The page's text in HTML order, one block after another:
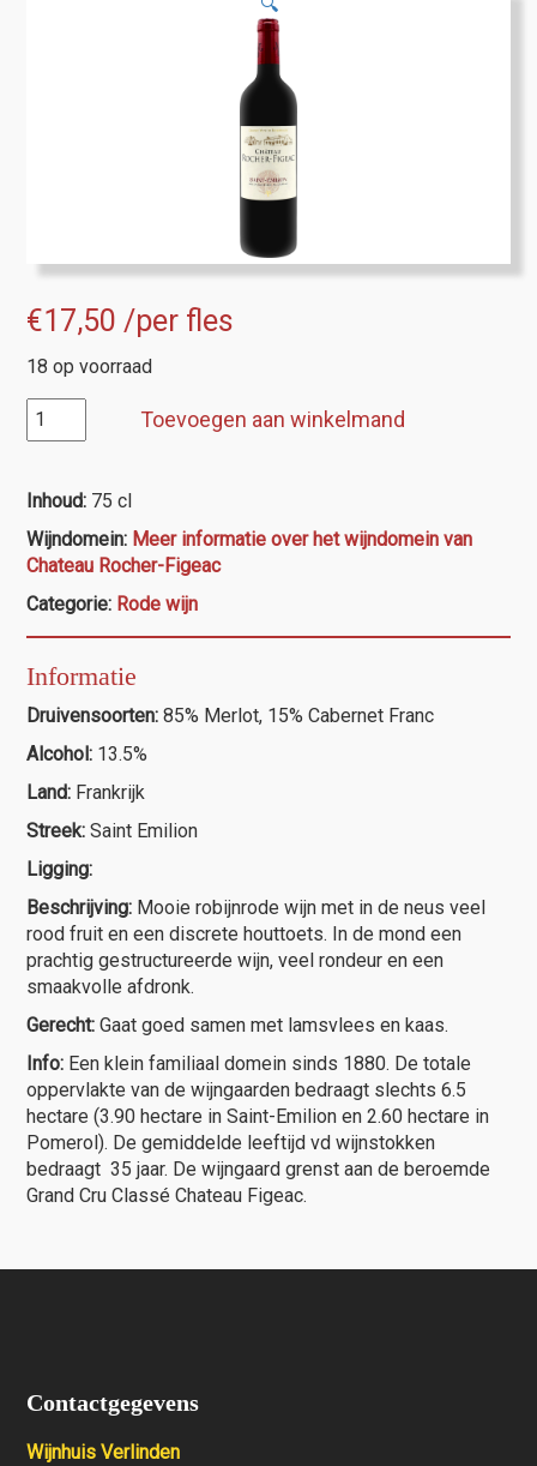
€17,50 /per fles
18 op voorraad
Saint-
Emilion,
Rocher
Figeac
aantal
Toevoegen aan winkelmand
Inhoud: 75 cl
Wijndomein: Meer informatie over het wijndomein van
Chateau Rocher-Figeac
Categorie: Rode wijn
Informatie
Druivensoorten:85% Merlot, 15% Cabernet Franc
Alcohol: 13.5%
Land: Frankrijk
Streek: Saint Emilion
Ligging:
Beschrijving: Mooie robijnrode wijn met in de neus veel
rood fruit en een discrete houttoets. In de mond een
prachtig gestructureerde wijn, veel rondeur en een
smaakvolle afdronk.
Gerecht: Gaat goed samen met lamsvlees en kaas.
Info: Een klein familiaal domein sinds 1880. De totale
oppervlakte van de wijngaarden bedraagt slechts 6.5
hectare (3.90 hectare in Saint-Emilion en 2.60 hectare in
Pomerol). De gemiddelde leeftijd vd wijnstokken
bedraagt 35 jaar. De wijngaard grenst aan de beroemde
Grand Cru Classé Chateau Figeac.
Contactgegevens
Wijnhuis Verlinden